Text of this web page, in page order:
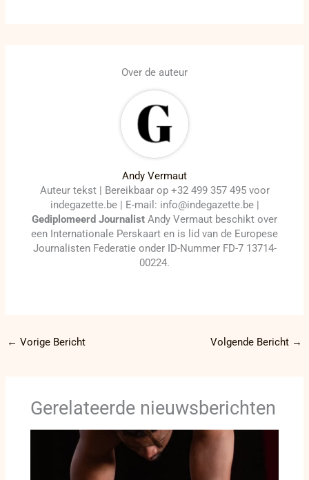
Over de auteur
Andy Vermaut
Auteur tekst | Bereikbaar op +32 499 357 495 voor
indegazette.be | E-mail: info@indegazette.be |
Gediplomeerd Journalist Andy Vermaut beschikt over
een Internationale Perskaart en is lid van de Europese
Journalisten Federatie onder ID-Nummer FD-7 13714-
00224.
← Vorige Bericht Volgende Bericht →
Gerelateerde nieuwsberichten